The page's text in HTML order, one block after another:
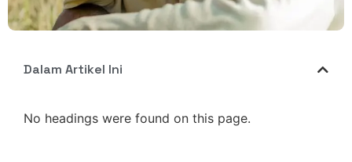
Dalam Artikel Ini
No headings were found on this page.